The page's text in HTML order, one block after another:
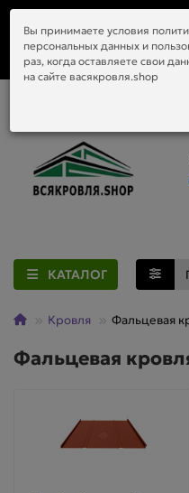
приобретённый у нас
КАТАЛОГ
Кровля Фальцевая
Фальцевая
Вы принимаете условия
персональных данных и
раз, когда оставляете свои
на сайте васякровля.shop